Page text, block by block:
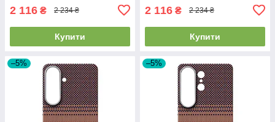
2 116 ₴ 2 234 ₴
Купити
2 116 ₴ 2 234 ₴
Купити
–5% –5%